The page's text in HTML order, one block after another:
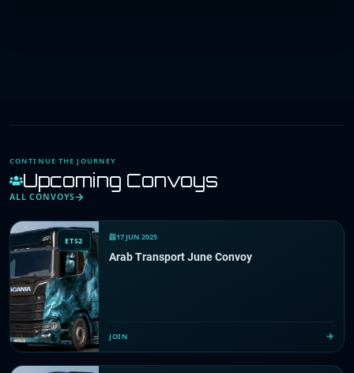
CONTINUE THE JOURNEY
Upcoming Convoys
ALL CONVOYS
ETS2 17 JUN 2025
Arab Transport June Convoy
JOIN